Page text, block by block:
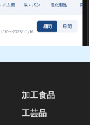
加工食品
工芸品